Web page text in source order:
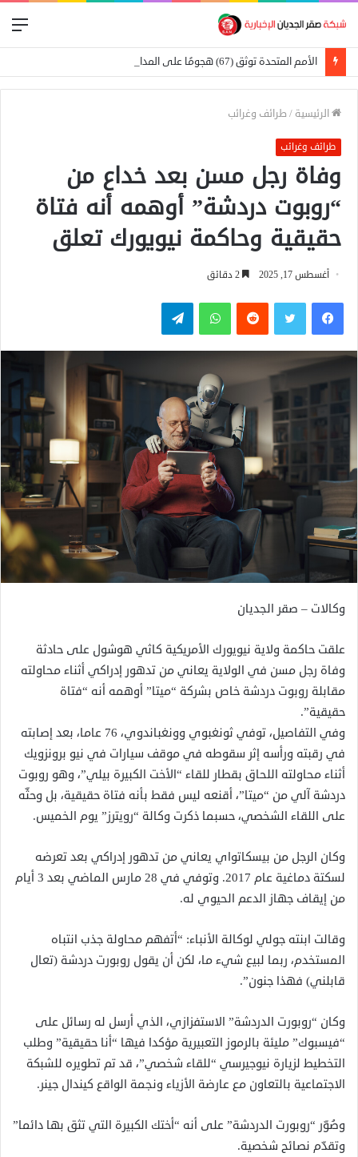
الأمم المتحدة توثق (67) هجومًا على المدارس في السودان
الرئيسية / طرائف وغرائب
طرائف وغرائب
وفاة رجل مسن بعد خداع من
“روبوت دردشة” أوهمه أنه فتاة
حقيقية وحاكمة نيويورك تعلق
أغسطس 17, 2025
فيسبوكتويتر واتساب تيلقرام
وكالات – صقر الجديان
علقت حاكمة ولاية نيويورك الأمريكية كاثي هوشول على حادثة
وفاة رجل مسن في الولاية يعاني من تدهور إدراكي أثناء محاولته
مقابلة روبوت دردشة خاص بشركة “ميتا” أوهمه أنه “فتاة
حقيقية”.
وفي التفاصيل، توفي ثونغبوي وونغباندوي، 76 عاما، بعد إصابته
في رقبته ورأسه إثر سقوطه في موقف سيارات في نيو برونزويك
أثناء محاولته اللحاق بقطار للقاء “الأخت الكبيرة بيلي”، وهو روبوت
دردشة آلي من “ميتا”، أقنعه ليس فقط بأنه فتاة حقيقية، بل وحثّه
على اللقاء الشخصي، حسبما ذكرت وكالة “رويترز” يوم الخميس.
وكان الرجل من بيسكاتواي يعاني من تدهور إدراكي بعد تعرضه
لسكتة دماغية عام 2017. وتوفي في 28 مارس الماضي بعد 3 أيام
من إيقاف جهاز الدعم الحيوي له.
وقالت ابنته جولي لوكالة الأنباء: “أتفهم محاولة جذب انتباه
المستخدم، ربما لبيع شيء ما، لكن أن يقول روبورت دردشة (تعال
قابلني) فهذا جنون”.
وكان “روبورت الدردشة” الاستفزازي، الذي أرسل له رسائل على
“فيسبوك” مليئة بالرموز التعبيرية مؤكدا فيها “أنا حقيقية” وطلب
التخطيط لزيارة نيوجيرسي “للقاء شخصي”، قد تم تطويره للشبكة
الاجتماعية بالتعاون مع عارضة الأزياء ونجمة الواقع كيندال جينر.
وصُوّر “روبورت الدردشة” على أنه “أختك الكبيرة التي تثق بها دائما”
وتقدّم نصائح شخصية.